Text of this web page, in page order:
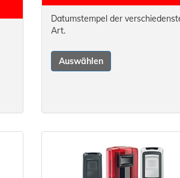
Datumstempel der
Art.
Auswählen